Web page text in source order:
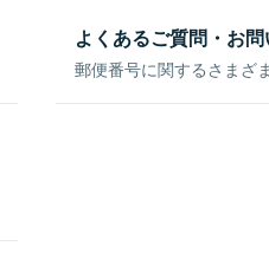
よくあるご質問・お
郵便番号に関するさまざ